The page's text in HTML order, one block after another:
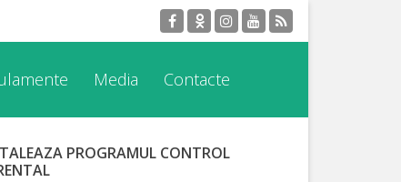
Media Contacte
PROGRAMUL CONTROL